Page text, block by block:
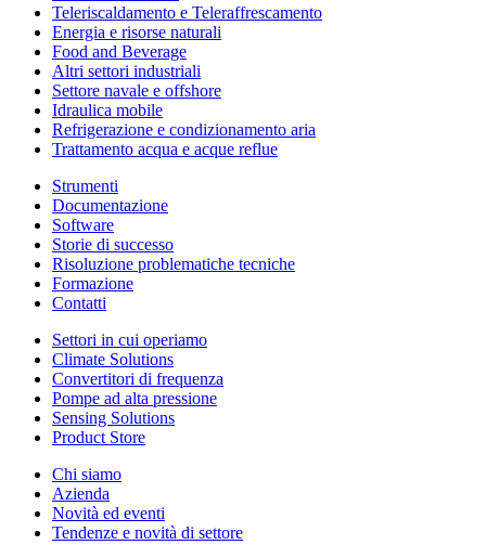
Teleriscaldamento e Teleraffrescamento
Energia e risorse naturali
Food and Beverage
Altri settori industriali
Settore navale e offshore
Idraulica mobile
Refrigerazione e condizionamento aria
Trattamento acqua e acque reflue
Strumenti
Documentazione
Software
Storie di successo
Risoluzione problematiche tecniche
Formazione
Contatti
Settori in cui operiamo
Climate Solutions
Convertitori di frequenza
Pompe ad alta pressione
Sensing Solutions
Product Store
Chi siamo
Azienda
Novità ed eventi
Tendenze e novità di settore